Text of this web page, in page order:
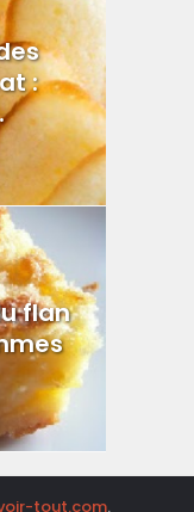
:
flan
tout.com.